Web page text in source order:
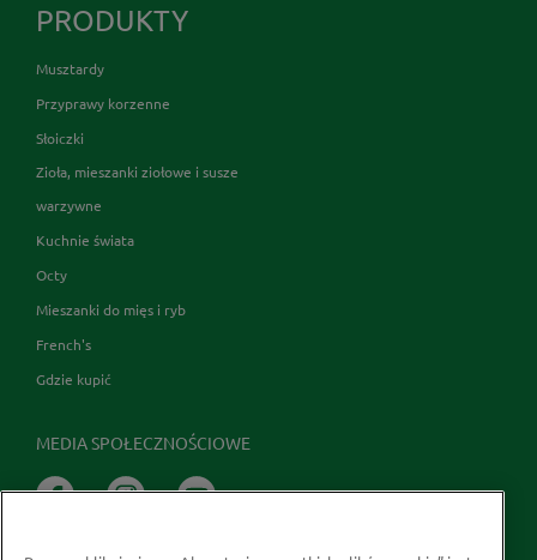
PRODUKTY
Musztardy
Przyprawy korzenne
Słoiczki
Zioła, mieszanki ziołowe i susze
warzywne
Kuchnie świata
Octy
Mieszanki do mięs i ryb
French's
Gdzie kupić
MEDIA SPOŁECZNOŚCIOWE